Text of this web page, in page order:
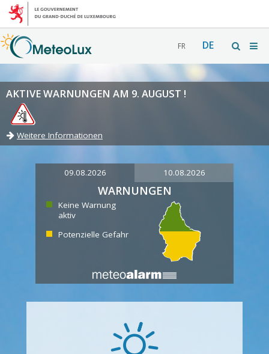
FR DE
AKTIVE WARNUNGEN AM 9. AUGUST !
Weitere Informationen
09.08.2026 10.08.2026
WARNUNGEN
Keine Warnung
aktiv
Potenzielle Gefahr